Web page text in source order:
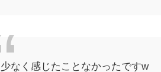
少なく感じたことなかったですw